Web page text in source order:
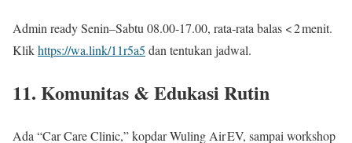
Admin ready Senin–Sabtu 08.00‑17.00, rata‑rata balas < 2 menit.
Klikhttps://wa.link/11r5a5 dan tentukan jadwal.
11. Komunitas & Edukasi Rutin
Ada “Car Care Clinic,” kopdar Wuling Air EV, sampai workshop